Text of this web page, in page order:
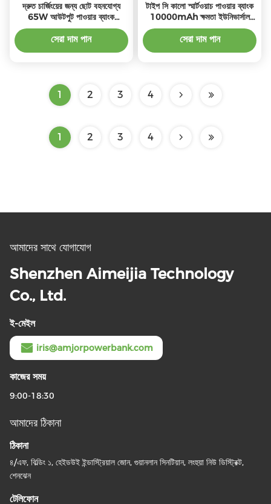
দ্রুত চার্জিংয়ের জন্য ছোট বহনযোগ্য
65W আউটপুট পাওয়ার ব্যাংক
ওয়্যারলেস
সেরা দাম পান
টাইপ সি কালো স্মার্টওয়াচ পাওয়ার ব্যাংক
10000mAh ক্ষমতা ইউনিভার্সাল
সংযোগ
সেরা দাম পান
1 2 3 4
1 2 3 4
আমাদের সাথে যোগাযোগ
Shenzhen Aimeijia Technology
Co., Ltd.
ই-মেইল
iris@amjorpowerbank.com
কাজের সময়
9:00-18:30
আমাদের ঠিকানা
ঠিকানা
৪/এফ, বিল্ডিং ১, হেইডউই ইন্ডাস্ট্রিয়াল জোন, গুয়ানলান সিনটিয়ান, লংহুয়া নিউ ডিস্ট্রিক্ট,
শেনঝেন
টেলিফোন